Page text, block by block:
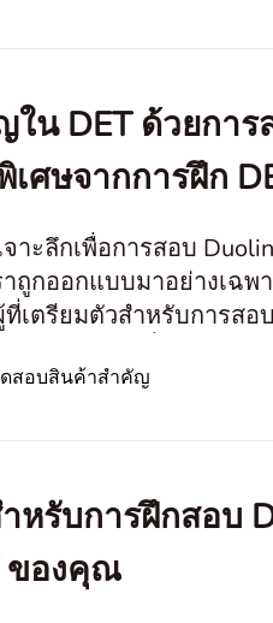
ใน DET ด้วยกา
ศษจากการฝึก
าะลึกเพื่อการสอบ
ถูกออกแบบมาอย่างเฉพ
เตรียมตัวสำหรับการส
สอบสินค้าสำคัญ
หรับการฝึกสอบ
ของคุณ